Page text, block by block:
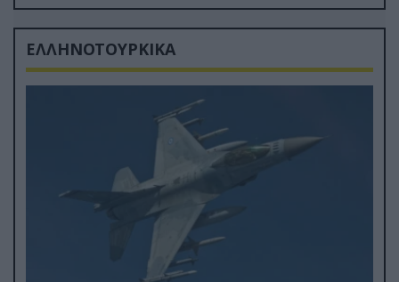
δισ.δολάρια το κόστος
ΕΛΛΗΝΟΤΟΥΡΚΙΚΑ